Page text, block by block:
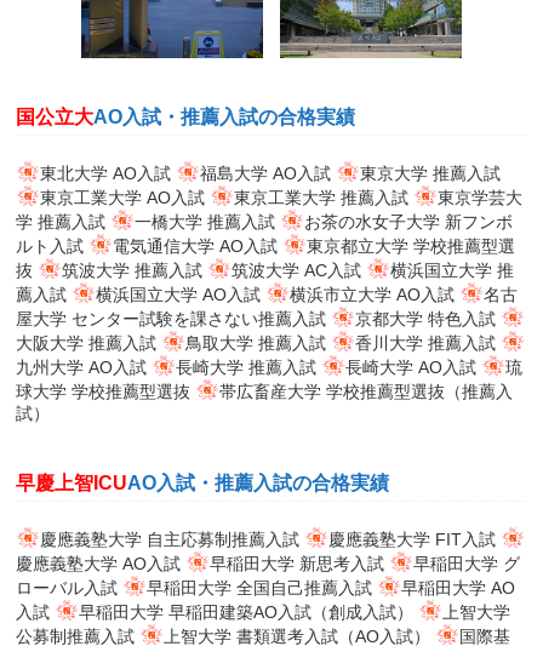
国公立大AO入試・推薦入試の合格実績
東北大学 AO入試 福島大学 AO入試
東京大学 推薦入試
東京工業大学 AO入試
東京工業大学 推薦入試
東京学芸大
学 推薦入試
一橋大学 推薦入試
お茶の水女子大学 新フンボ
ルト入試
電気通信大学 AO入試
東京都立大学 学校推薦型選
抜
筑波大学 推薦入試 筑波大学 AC入試
横浜国立大学 推
薦入試
横浜国立大学 AO入試 横浜市立大学 AO入試
名古
屋大学 センター試験を課さない推薦入試
京都大学 特色入試
大阪大学 推薦入試
鳥取大学 推薦入試
香川大学 推薦入試
九州大学 AO入試
長崎大学 推薦入試 長崎大学 AO入試
琉
球大学 学校推薦型選抜
帯広畜産大学 学校推薦型選抜（推薦入
試）
早慶上智ICUAO入試・推薦入試の合格実績
慶應義塾大学 自主応募制推薦入試
慶應義塾大学 FIT入試
慶應義塾大学 AO入試
早稲田大学 新思考入試
早稲田大学 グ
ローバル入試
早稲田大学 全国自己推薦入試
早稲田大学 AO
入試
早稲田大学 早稲田建築AO入試（創成入試）
上智大学
公募制推薦入試
上智大学 書類選考入試（AO入試）
国際基